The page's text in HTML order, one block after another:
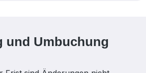
und Umbuchung